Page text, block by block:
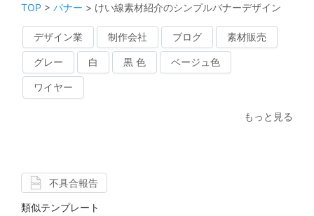
TOP > バナー > けい線素材紹介のシンプルバナーデザイン
デザイン業 制作会社 ブログ 素材販売
グレー 白 黒 色 ベージュ色
ワイヤー
もっと見る
不具合報告
類似テンプレート